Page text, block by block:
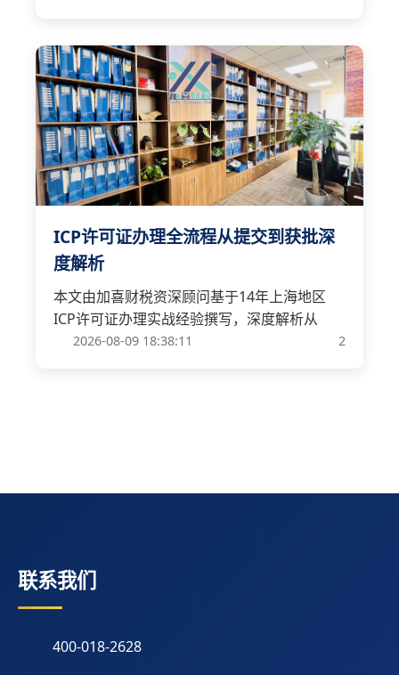
ICP许可证办理全流程从提交到获批深
度解析
本文由加喜财税资深顾问基于14年上海地区
ICP许可证办理实战经验撰写，深度解析从
2026-08-09 18:38:11 2
联系我们
400-018-2628